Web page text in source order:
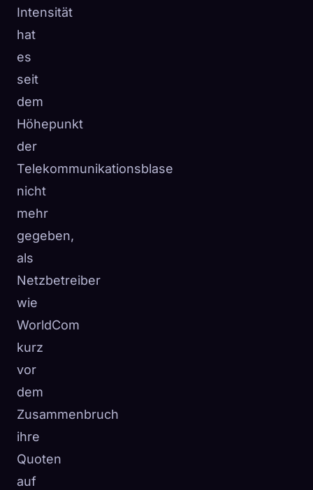
Intensität
hat
es
seit
dem
Höhepunkt
der
Telekommunikationsblase
nicht
mehr
gegeben,
als
Netzbetreiber
wie
WorldCom
kurz
vor
dem
Zusammenbruch
ihre
Quoten
auf